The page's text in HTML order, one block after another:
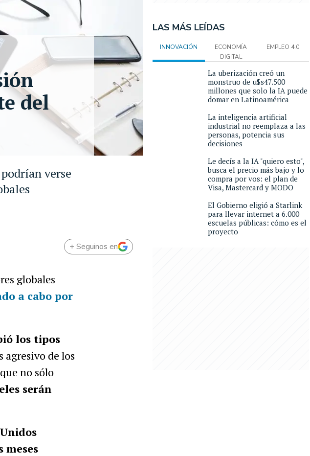
verse
del
+ Seguinos en
globales
a cabo por
los tipos
agresivo de los
no sólo
serán
meses
LAS MÁS LEÍDAS
INNOVACIÓN
ECONOMÍA
DIGITAL
EMPLEO 4.0
La uberización creó un
monstruo de u$s47.500
millones que solo la IA puede
domar en Latinoamérica
La inteligencia artificial
industrial no reemplaza a las
personas, potencia sus
decisiones
Le decís a la IA "quiero esto",
busca el precio más bajo y lo
compra por vos: el plan de
Visa, Mastercard y MODO
El Gobierno eligió a Starlink
para llevar internet a 6.000
escuelas públicas: cómo es el
proyecto